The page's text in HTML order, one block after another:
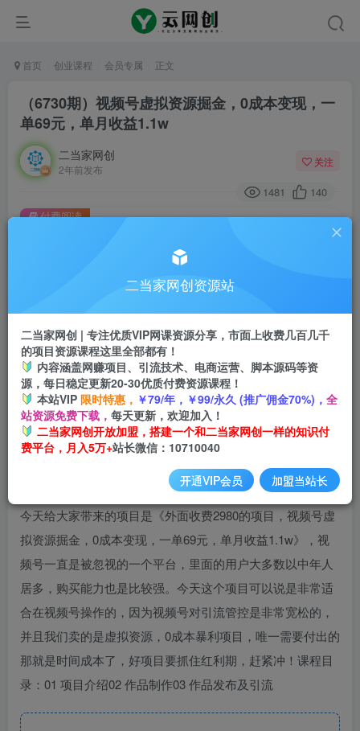
首页 创业课程 会员专属 正文
（6730期）视频号虚拟资源掘金，0成本变现，一
单69元，单月收益1.1w
二当家网创
2年前发布
关注
1481 140
此内容为付费阅读，请付费后查看
会员专属资源
会员免费
开通会员
付费阅读
今天给大家带来的项目是《外面收费2980的项目，视频号虚
拟资源掘金，0成本变现，一单69元，单月收益1.1w》，视
频号一直是被忽视的一个平台，里面的用户大多数以中年人
居多，购买能力也是比较强。今天这个项目可以说是非常适
合在视频号操作的，因为视频号对引流管控是非常宽松的，
并且我们卖的是虚拟资源，0成本暴利项目，唯一需要付出的
那就是时间成本了，好项目要抓住红利期，赶紧冲！课程目
录：01 项目介绍02 作品制作03 作品发布及引流
二当家网创资源站
二当家网创 | 专注优质VIP网课资源分享，市面上收费几百几千
的项目资源课程这里全部都有！
内容涵盖网赚项目、引流技术、电商运营、脚本源码等资
源，每日稳定更新20-30优质付费资源课程！
本站VIP 限时特惠， ￥79/年，￥99/永久 (推广佣金70%)， 全
站资源免费下载， 每天更新，欢迎加入！
二当家网创开放加盟，搭建一个和二当家网创一样的知识付
费平台，月入5万+站长微信：10710040
开通VIP会员 加盟当站长